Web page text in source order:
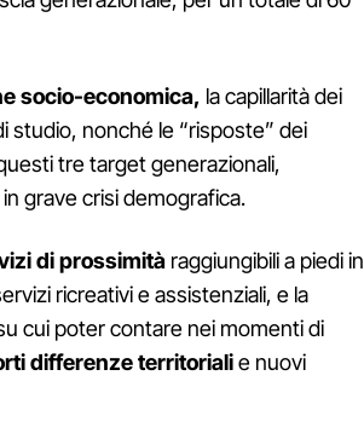
socio-economica, la capillarità dei
studio, nonché le “risposte” dei
tre target generazionali,
grave crisi demografica.
di prossimità raggiungibili a piedi in
ricreativi e assistenziali, e la
cui poter contare nei momenti di
differenze territorialie nuovi